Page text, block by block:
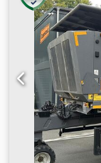
-
aus Guss -
Platzbedarf
38 kg
neuwertig Keine